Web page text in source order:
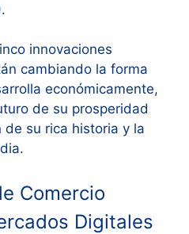
innovaciones
cambiando la forma
económicamente,
de su prosperidad
su rica historia y la
Comercio
Digitales